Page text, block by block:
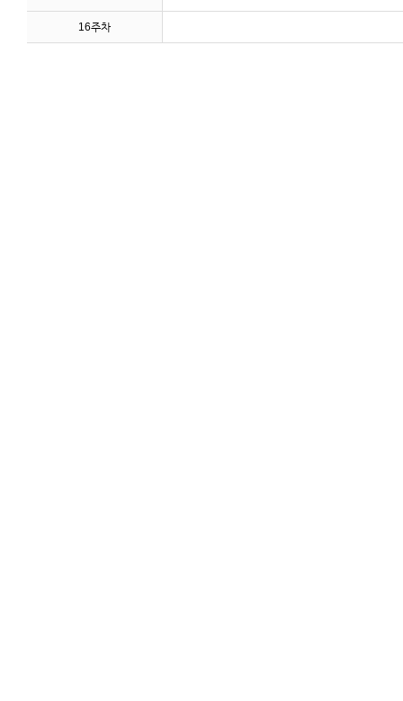
16주차